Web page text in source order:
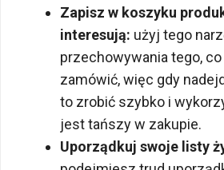
Zapisz w koszyku
interesują: użyj tego
przechowywania tego,
zamówić, więc gdy
to zrobić szybko i
jest tańszy w zakupie.
Uporządkuj swoje listy